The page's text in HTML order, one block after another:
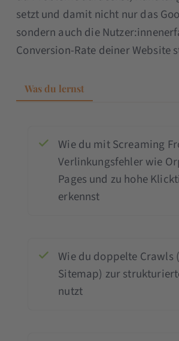
setzt und damit nicht nur das
sondern auch die
Conversion-Rate deiner Website
Was du lernst
Wie du mit Screaming
Verlinkungsfehler wie
Pages und zu hohe
erkennst
Wie du doppelte Crawls
Sitemap) zur
nutzt